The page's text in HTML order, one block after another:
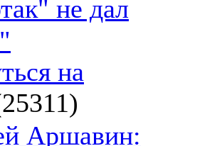
не дал
на
Аршавин: